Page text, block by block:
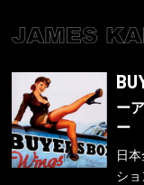
ー
ー
日
ショ